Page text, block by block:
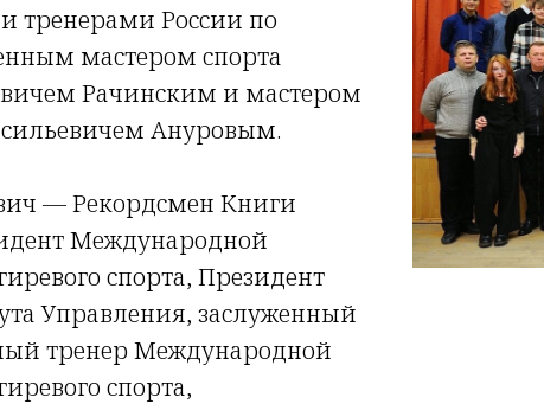
тренерами России по
мастером спорта
Рачинским и мастером
Ануровым.
— Рекордсмен Книги
Международной
спорта, Президент
Управления, заслуженный
тренер Международной
спорта,